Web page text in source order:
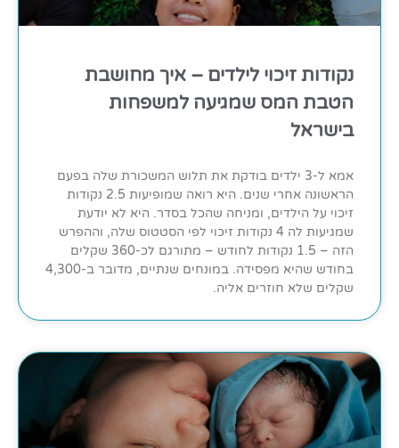
נקודות זיכוי לילדים – איך מחושבת
הטבת המס שמגיעה למשפחות
בישראל
אמא ל-3 ילדים בודקת את תלוש המשכורת שלה בפעם
הראשונה אחרי שנים. היא רואה שמופיעות 2.5 נקודות
זיכוי על הילדים, ומניחה שהכל בסדר. היא לא יודעת
שמגיעות לה 4 נקודות זיכוי לפי הסטטוס שלה, וההפרש
הזה – 1.5 נקודות לחודש – מתורגם לכ-360 שקלים
בחודש שהיא מפסידה. במונחים שנתיים, מדובר ב-4,300
שקלים שלא חוזרים אליה.